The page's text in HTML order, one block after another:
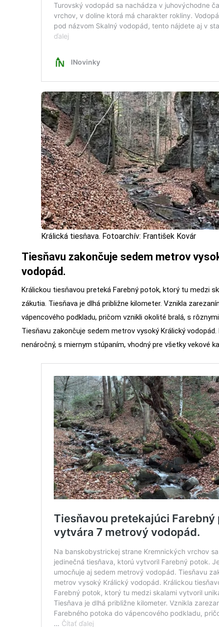
Králická tiesňava. Fotoarchív: František Kovár
Tiesňavu zakončuje sedem metrov
vodopád.
Králickou tiesňavou preteká Farebný potok, ktorý tu medzi
zákutia. Tiesňava je dlhá približne kilometer. Vznikla
vápencového podkladu, pričom vznikli okolité bralá, s
Tiesňavu zakončuje sedem metrov vysoký Králický
nenáročný, s miernym stúpaním, vhodný pre všetky vekové